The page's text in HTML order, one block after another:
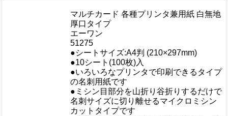
マルチカード 各種プリンタ兼用紙 白無地
厚口タイプ
エーワン
51275
●シートサイズ:A4判 (210×297mm)
●10シート(100枚)入
●いろいろなプリンタで印刷できるタイプ
の名刺用紙です
●ミシン目部分を山折り谷折りするだけで
名刺サイズに切り離せるマイクロミシン
カットタイプです